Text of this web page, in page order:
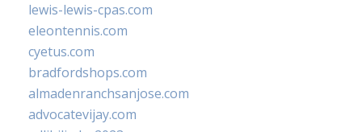
lewis-lewis-cpas.com
eleontennis.com
cyetus.com
bradfordshops.com
almadenranchsanjose.com
advocatevijay.com